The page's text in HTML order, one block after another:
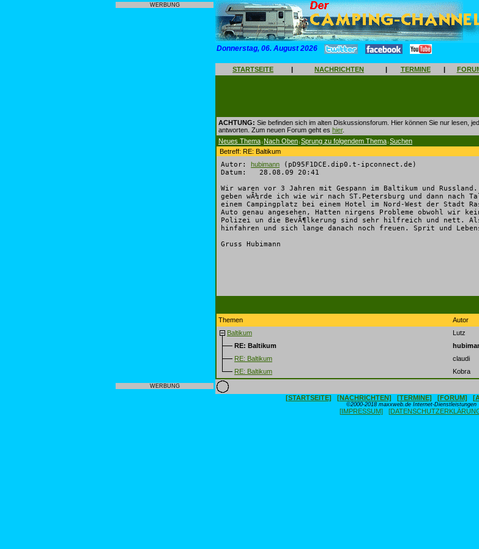
WERBUNG
WERBUNG
Donnerstag, 06. August 2026
STARTSEITE | NACHRICHTEN | TERMINE |
ACHTUNG: Sie befinden sich im alten Diskussionsforum. Hier können Sie nur lesen,
antworten. Zum neuen Forum geht es hier.
Neues Thema | Nach Oben | Sprung zu folgendem Thema | Suchen
Betreff: RE: Baltikum
Autor: hubimann (pD95F1DCE.dip0.t-ipconnect.de)
Datum: 28.08.09 20:41
Wir waren vor 3 Jahren mit Gespann im Baltikum und
geben wÃ¼rde ich wie wir nach ST.Petersburg und dann nach
einem Campingplatz bei einem Hotel im Nord-West der Stadt
Auto genau angesehen, Hatten nirgens Probleme obwohl wir
Polizei un die BevÃ¶lkerung sind sehr hilfreich und nett.
hinfahren und sich lange danach noch freuen. Sprit und
Gruss Hubimann
Themen Autor
Baltikum
Lutz
RE: Baltikum
RE: Baltikum claudi
RE: Baltikum Kobra
[STARTSEITE] [NACHRICHTEN] [TERMINE] [FORUM]
©2000-2018 maxxweb.de Internet-Dienstleistungen
[IMPRESSUM]